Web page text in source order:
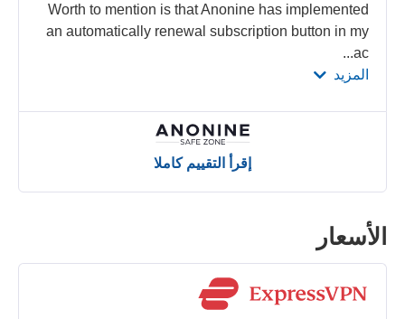
Worth to mention is that Anonine has implemented
an automatically renewal subscription button in my
ac
...
المزيد
إقرأ التقييم كاملا
الأسعار